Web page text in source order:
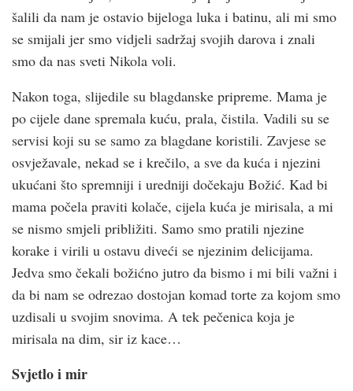
šalili da nam je ostavio bijeloga luka i batinu, ali mi smo
se smijali jer smo vidjeli sadržaj svojih darova i znali
smo da nas sveti Nikola voli.
Nakon toga, slijedile su blagdanske pripreme. Mama je
po cijele dane spremala kuću, prala, čistila. Vadili su se
servisi koji su se samo za blagdane koristili. Zavjese se
osvježavale, nekad se i krečilo, a sve da kuća i njezini
ukućani što spremniji i uredniji dočekaju Božić. Kad bi
mama počela praviti kolače, cijela kuća je mirisala, a mi
se nismo smjeli približiti. Samo smo pratili njezine
korake i virili u ostavu diveći se njezinim delicijama.
Jedva smo čekali božićno jutro da bismo i mi bili važni i
da bi nam se odrezao dostojan komad torte za kojom smo
uzdisali u svojim snovima. A tek pečenica koja je
mirisala na dim, sir iz kace…
Svjetlo i mir